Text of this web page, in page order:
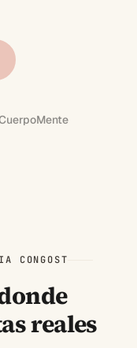
CONGOST
reales